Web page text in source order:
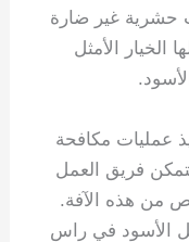
حشرية غير ضارة
الخيار الأمثل
عمليات مكافحة
فريق العمل
من هذه الآفة.
الأسود في راس